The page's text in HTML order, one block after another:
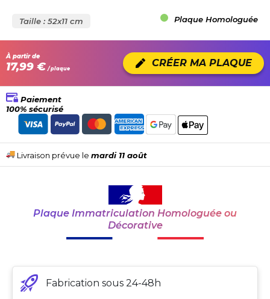
Taille : 52x11 cm Plaque Homologuée
À partir de
17,99 € / plaque CRÉER MA PLAQUE
Paiement
100% sécurisé
Livraison prévue le mardi 11 août
Plaque Immatriculation Homologuée ou
Décorative
Fabrication sous 24-48h